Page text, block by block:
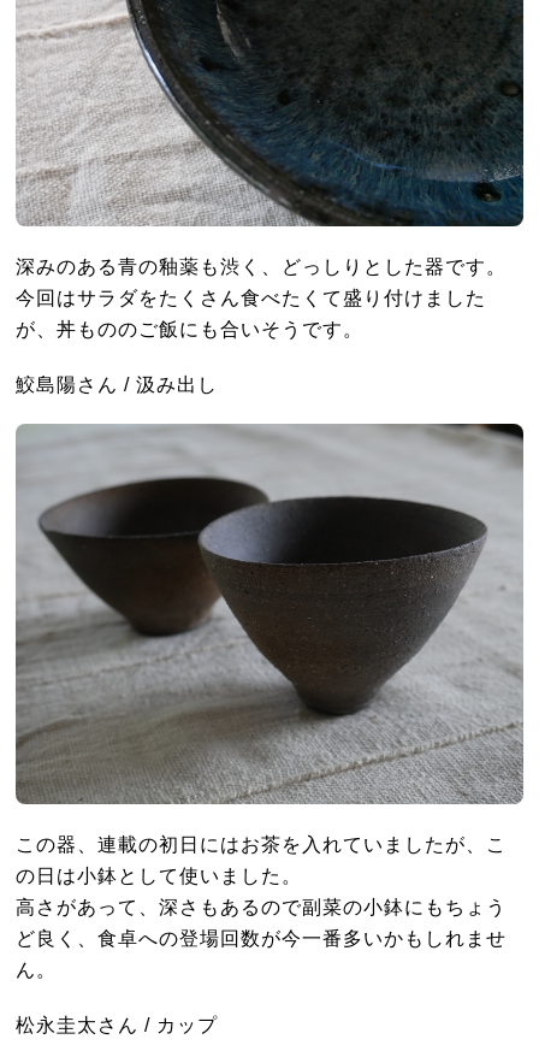
深みのある青の釉薬も渋く、どっしりとした器です。
今回はサラダをたくさん食べたくて盛り付けました
が、丼もののご飯にも合いそうです。
鮫島陽さん / 汲み出し
この器、連載の初日にはお茶を入れていましたが、こ
の日は小鉢として使いました。
高さがあって、深さもあるので副菜の小鉢にもちょう
ど良く、食卓への登場回数が今一番多いかもしれませ
ん。
松永圭太さん / カップ